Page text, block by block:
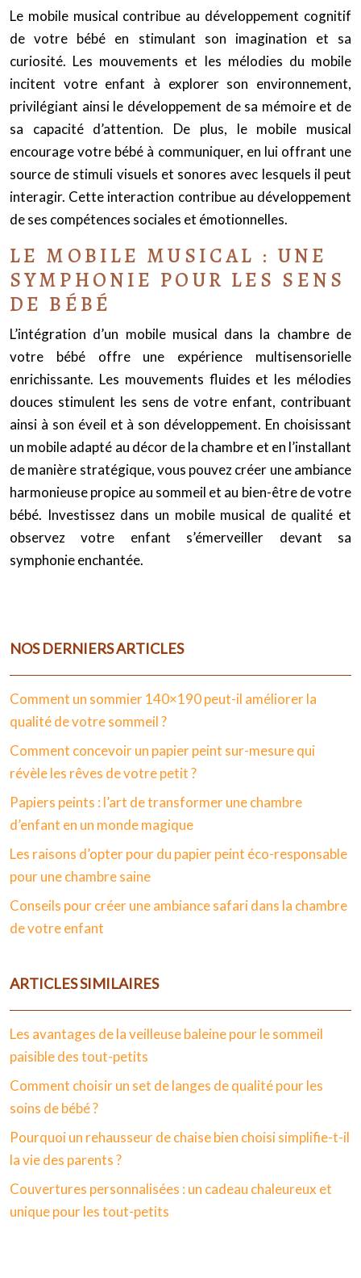
Le mobile musical contribue au développement cognitif
de votre bébé en stimulant son imagination et sa
curiosité. Les mouvements et les mélodies du mobile
incitent votre enfant à explorer son environnement,
privilégiant ainsi le développement de sa mémoire et de
sa capacité d’attention. De plus, le mobile musical
encourage votre bébé à communiquer, en lui offrant une
source de stimuli visuels et sonores avec lesquels il peut
interagir. Cette interaction contribue au développement
de ses compétences sociales et émotionnelles.
LE MOBILE MUSICAL : UNE
SYMPHONIE POUR LES SENS
DE BÉBÉ
L’intégration d’un mobile musical dans la chambre de
votre bébé offre une expérience multisensorielle
enrichissante. Les mouvements fluides et les mélodies
douces stimulent les sens de votre enfant, contribuant
ainsi à son éveil et à son développement. En choisissant
un mobile adapté au décor de la chambre et en l’installant
de manière stratégique, vous pouvez créer une ambiance
harmonieuse propice au sommeil et au bien-être de votre
bébé. Investissez dans un mobile musical de qualité et
observez votre enfant s’émerveiller devant sa
symphonie enchantée.
NOS DERNIERS ARTICLES
Comment un sommier 140×190 peut-il améliorer la
qualité de votre sommeil ?
Comment concevoir un papier peint sur-mesure qui
révèle les rêves de votre petit ?
Papiers peints : l’art de transformer une chambre
d’enfant en un monde magique
Les raisons d’opter pour du papier peint éco-responsable
pour une chambre saine
Conseils pour créer une ambiance safari dans la chambre
de votre enfant
ARTICLES SIMILAIRES
Les avantages de la veilleuse baleine pour le sommeil
paisible des tout-petits
Comment choisir un set de langes de qualité pour les
soins de bébé ?
Pourquoi un rehausseur de chaise bien choisi simplifie-t-il
la vie des parents ?
Couvertures personnalisées : un cadeau chaleureux et
unique pour les tout-petits